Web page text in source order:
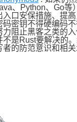
、Python、Go等
口安保措施、提
密钥不得硬编码
阻止黑客之类的
是Rust要解决的
的防范意识和相